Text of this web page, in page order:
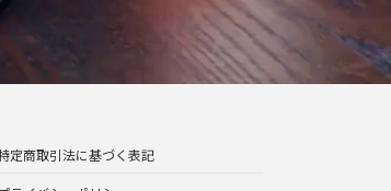
定商取引法に基づく表記